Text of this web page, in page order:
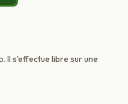
Il s'effectue libre sur une